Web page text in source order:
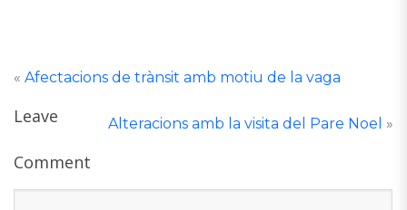
« Afectacions de trànsit amb motiu de la vaga
Alteracions amb la visita del Pare Noel »
Leave
Comment